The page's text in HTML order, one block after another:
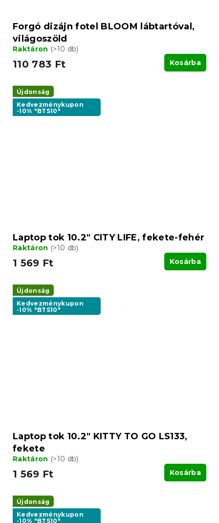
Forgó dizájn fotel BLOOM lábtartóval,
világoszöld
Raktáron (>10 db)
110 783 Ft Kosárba
Újdonság
Kedvezménykupon
-10% "BTS10"
Laptop tok 10.2" CITY LIFE, fekete-fehér
Raktáron (>10 db)
1 569 Ft Kosárba
Újdonság
Kedvezménykupon
-10% "BTS10"
Laptop tok 10.2" KITTY TO GO LS133,
fekete
Raktáron (>10 db)
1 569 Ft Kosárba
Újdonság
Kedvezménykupon
-10% "BTS10"